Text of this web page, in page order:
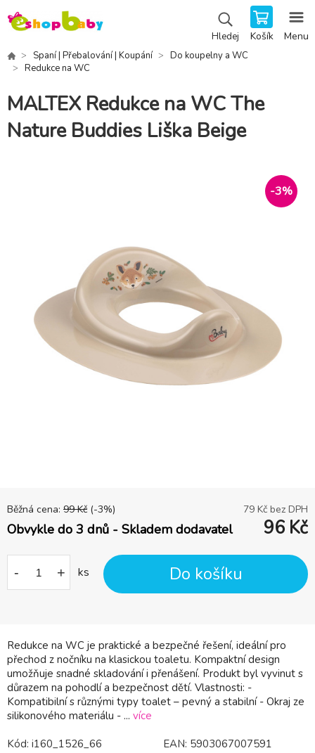
Hledej Košík Menu
Spaní | Přebalování | Koupání
Do koupelny a WC
Redukce na WC
MALTEX Redukce na WC The
Nature Buddies Liška Beige
-3%
Redukce na WC je praktické a bezpečné řešení, ideální pro
přechod z nočníku na klasickou toaletu. Kompaktní design
umožňuje snadné skladování i přenášení. Produkt byl vyvinut s
důrazem na pohodlí a bezpečnost dětí. Vlastnosti: -
Kompatibilní s různými typy toalet – pevný a stabilní - Okraj ze
silikonového materiálu - ... více
Běžná cena: 99 Kč (-3%) 79 Kč bez DPH
Obvykle do 3 dnů - Skladem dodavatel 96 Kč
- + ks Do košíku
Kód: i160_1526_66 EAN: 5903067007591